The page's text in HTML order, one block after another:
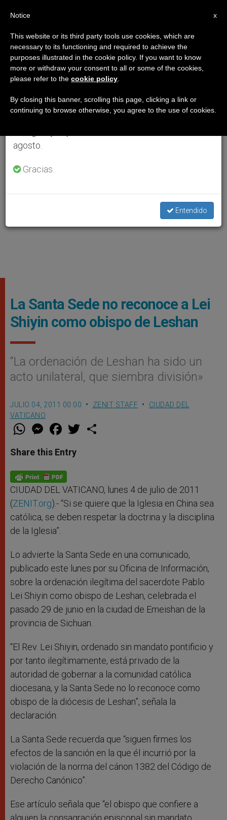
La Santa Sede no reconoce a Lei
Shiyin como obispo de Leshan
“La ordenación de Leshan ha sido un
acto unilateral, que siembra división»
JULIO 04, 2011 00:00 ZENIT STAFF
CIUDAD DEL
VATICANO
W
t
s
p
p
M
e
s
e
g
e
r
F
a
e
b
o
k
w
Share this Entry
CIUDAD DEL VATICANO, lunes 4 de julio de 2011
(ZENIT.org).- “Si se quiere que la Iglesia en China sea
católica, se deben respetar la doctrina y la disciplina
de la Iglesia”.
Lo advierte la Santa Sede en una comunicado,
publicado este lunes por su Oficina de Información,
sobre la ordenación ilegítima del sacerdote Pablo
Lei Shiyin como obispo de Leshan, celebrada el
pasado 29 de junio en la ciudad de Emeishan de la
provincia de Sichuan.
“El Rev. Lei Shiyin, ordenado sin mandato pontificio y
por tanto ilegítimamente, está privado de la
autoridad de gobernar a la comunidad católica
diocesana, y la Santa Sede no lo reconoce como
obispo de la diócesis de Leshan”, señala la
declaración.
La Santa Sede recuerda que “siguen firmes los
efectos de la sanción en la que él incurrió por la
violación de la norma del cánon 1382 del Código de
Derecho Canónico”.
Ese artículo señala que “el obispo que confiere a
alguien la consagración episcopal sin mandato
×
Aviso importante
Del 27 de julio al 7 de agosto haremos la pausa
anual, aprovechando que en el periodo de verano
se generan menos informaciones y también el
agosto.
Gracias.
Entendido
x
Notice
This website or its third party tools use cookies, which are
necessary to its functioning and required to achieve the
purposes illustrated in the cookie policy. If you want to know
more or withdraw your consent to all or some of the cookies,
please refer to the cookie policy
By closing this banner, scrolling this page, clicking a link or
continuing to browse otherwise, you agree to the use of cookies.